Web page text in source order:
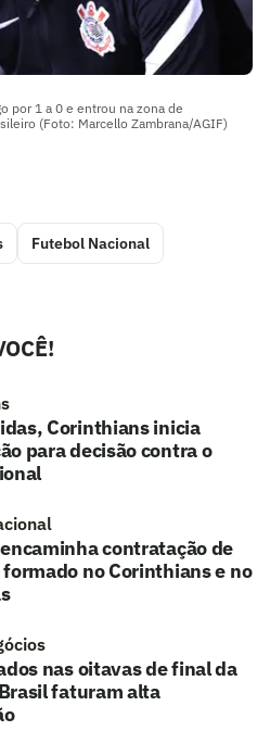
por 1 a 0 e entrou na zona de
(Foto: Marcello Zambrana/AGIF)
Futebol Nacional
Corinthians inicia
para decisão contra o
contratação de
no Corinthians e no
nas oitavas de final da
faturam alta